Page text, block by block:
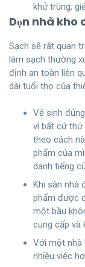
khử trùng,
Dọn nhà kho
Sạch sẽ rất quan
làm sạch thường
định an toàn liên
dài tuổi thọ của
Vệ sinh
vì bất cứ
theo cách
phẩm của
danh tiếng
Khi sàn nhà
phẩm được
một bầu
cung cấp và
Với một nhà
nhiều việc